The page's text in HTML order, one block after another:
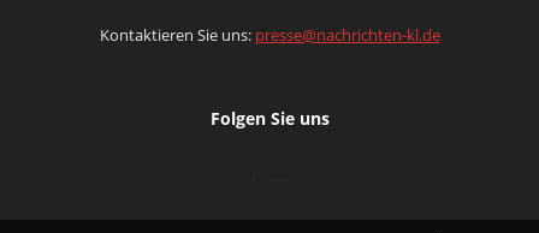
Kontaktieren Sie uns: presse@nachrichten-kl.de
Folgen Sie uns